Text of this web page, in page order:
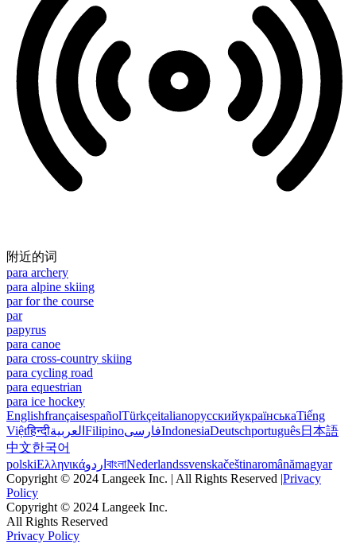
附近的词
para archery
para alpine skiing
par for the course
par
papyrus
para canoe
para cross-country skiing
para cycling road
para equestrian
para ice hockey
EnglishfrançaisespañolTürkçeitalianoрусскийукраїнськаTiếng
Việtहिन्दीالعربية FilipinoفارسیIndonesiaDeutschportuguês日本語
中文한국어
polskiΕλληνικάاردو বাংলাNederlandssvenskačeštinaromânămagyar
Copyright © 2024 Langeek Inc. | All Rights Reserved |Privacy
Policy
Copyright © 2024 Langeek Inc.
All Rights Reserved
Privacy Policy